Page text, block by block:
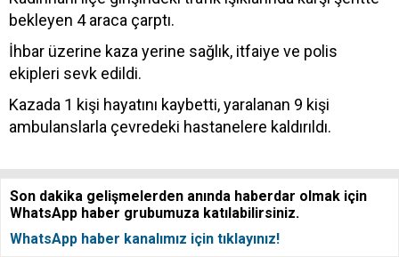
bekleyen 4 araca çarptı.
İhbar üzerine kaza yerine sağlık, itfaiye ve polis
ekipleri sevk edildi.
Kazada 1 kişi hayatını kaybetti, yaralanan 9 kişi
ambulanslarla çevredeki hastanelere kaldırıldı.
Son dakika gelişmelerden anında haberdar olmak için
WhatsApp haber grubumuza katılabilirsiniz.
WhatsApp haber kanalımız için tıklayınız!